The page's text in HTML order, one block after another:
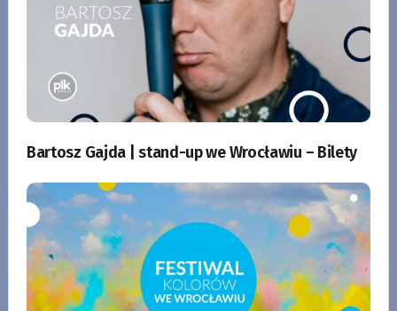
Bartosz Gajda | stand-up we Wrocławiu – Bilety